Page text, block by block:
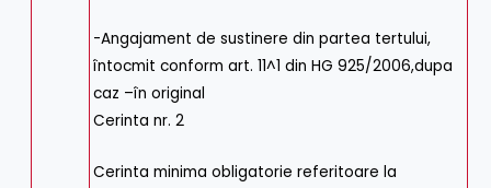
-Angajament de sustinere din partea tertului,
întocmit conform art. 11^1 din HG 925/2006,dupa
caz –în original
Cerinta nr. 2
Cerinta minima obligatorie referitoare la